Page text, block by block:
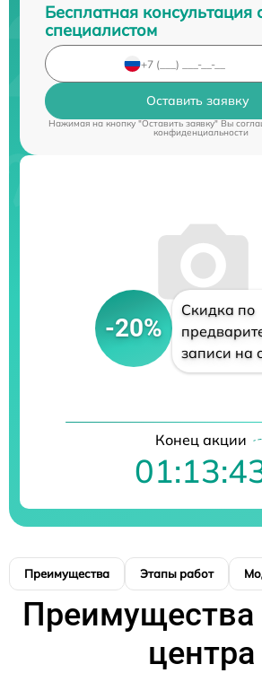
Бесплатная консультация
специалистом
Оставить заявку
Нажимая на кнопку "Оставить заявку" Вы
конфиденциальности
-20%
Скидка по
записи на
Конец акции
Преимущества Этапы работ
Преимущества
центра